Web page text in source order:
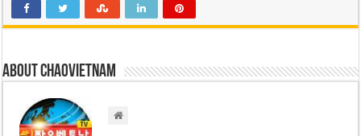
About chaovietnam